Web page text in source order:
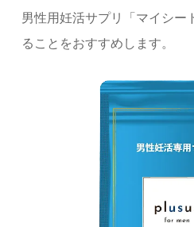
男性用妊活サプリ「マイシー
ることをおすすめします。